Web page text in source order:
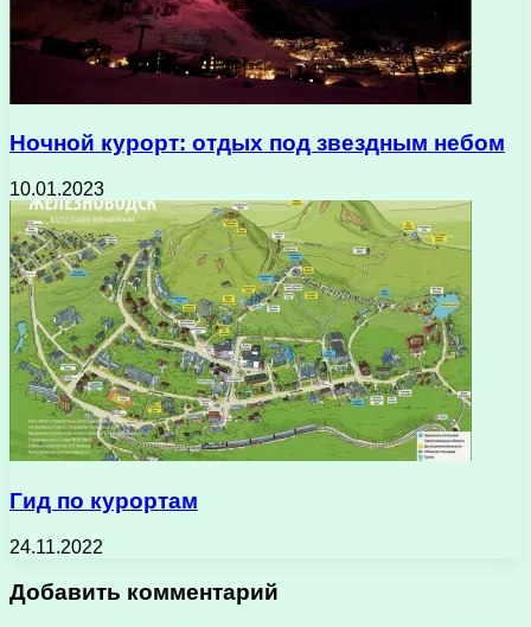
Ночной курорт: отдых под звездным небом
10.01.2023
Гид по курортам
24.11.2022
Добавить комментарий